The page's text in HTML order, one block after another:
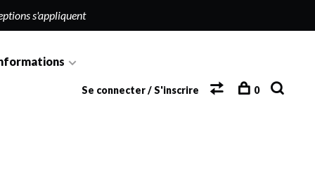
s'appliquent
Se connecter / S'inscrire 0